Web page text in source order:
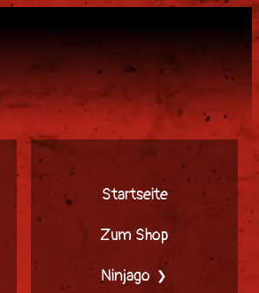
Startseite
Zum Shop
Ninjago